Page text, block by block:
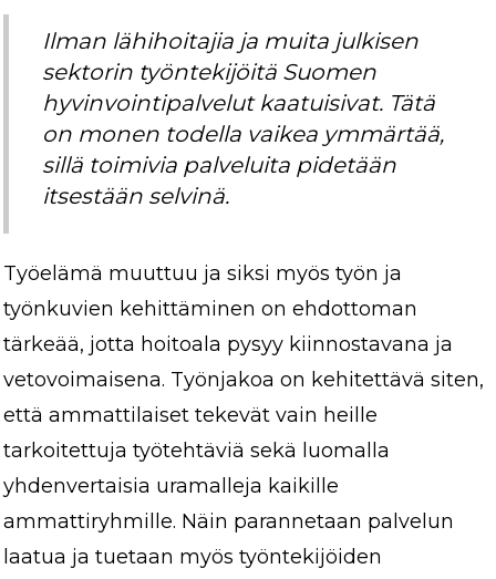
Ilman lähihoitajia ja muita julkisen
sektorin työntekijöitä Suomen
hyvinvointipalvelut kaatuisivat. Tätä
on monen todella vaikea ymmärtää,
sillä toimivia palveluita pidetään
itsestään selvinä.
Työelämä muuttuu ja siksi myös työn ja
työnkuvien kehittäminen on ehdottoman
tärkeää, jotta hoitoala pysyy kiinnostavana ja
vetovoimaisena. Työnjakoa on kehitettävä siten,
että ammattilaiset tekevät vain heille
tarkoitettuja työtehtäviä sekä luomalla
yhdenvertaisia uramalleja kaikille
ammattiryhmille. Näin parannetaan palvelun
laatua ja tuetaan myös työntekijöiden